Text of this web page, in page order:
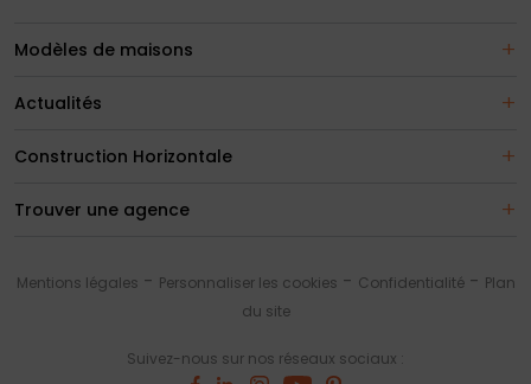
Modèles de maisons
Actualités
Construction Horizontale
Trouver une agence
Suivez-nous sur nos réseaux sociaux :
Mentions légales Personnaliser les cookies Confidentialité
Plan
du site